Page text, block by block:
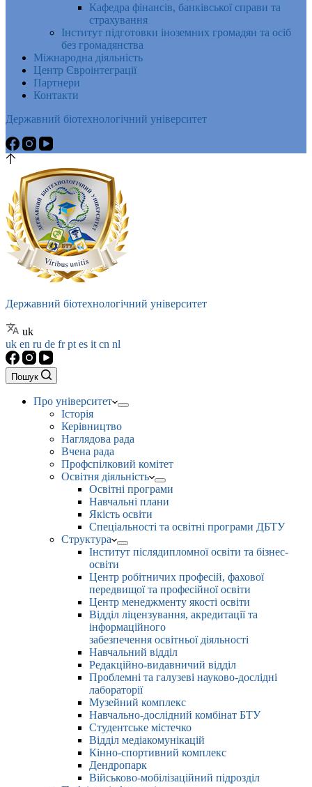
Кафедра фінансів, банківської справи та
страхування
Інститут підготовки іноземних громадян та осіб
без громадянства
Міжнародна діяльність
Центр Євроінтеграції
Партнери
Контакти
Державний біотехнологічний університет
Державний біотехнологічний університет
uk
uk en ru de frpt es it cn nl
Пошук
Про університет
Історія
Керівництво
Наглядова рада
Вчена рада
Профспілковий комітет
Освітня діяльність
Освітні програми
Навчальні плани
Якість освіти
Спеціальності та освітні програми ДБТУ
Структура
Інститут післядипломної освіти та бізнес-
освіти
Центр робітничих професій, фахової
передвищої та професійної освіти
Центр менеджменту якості освіти
Відділ ліцензування, акредитації та
інформаційного
забезпечення освітньої діяльності
Навчальний відділ
Редакційно-видавничий відділ
Проблемні та галузеві науково-дослідні
лабораторії
Музейний комплекс
Навчально-дослідний комбінат БТУ
Студентське містечко
Відділ медіакомунікацій
Кінно-спортивний комплекс
Дендропарк
Військово-мобілізаційний підрозділ